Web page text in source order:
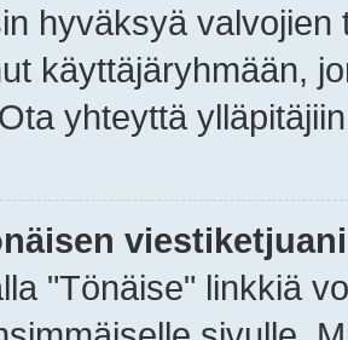
hyväksyä
käyttäjäryhmään,
yhteyttä
"Tönäise" linkkiä